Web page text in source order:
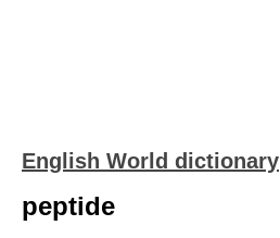
English World dictionary
peptide